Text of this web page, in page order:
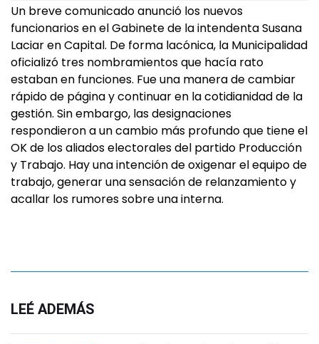
Un breve comunicado anunció los nuevos
funcionarios en el Gabinete de la intendenta Susana
Laciar en Capital. De forma lacónica, la Municipalidad
oficializó tres nombramientos que hacía rato
estaban en funciones. Fue una manera de cambiar
rápido de página y continuar en la cotidianidad de la
gestión. Sin embargo, las designaciones
respondieron a un cambio más profundo que tiene el
OK de los aliados electorales del partido Producción
y Trabajo. Hay una intención de oxigenar el equipo de
trabajo, generar una sensación de relanzamiento y
acallar los rumores sobre una interna.
LEÉ ADEMÁS